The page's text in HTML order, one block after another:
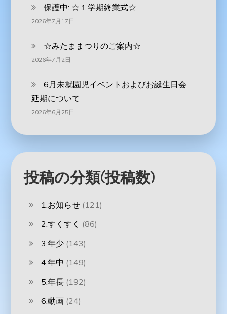
保護中: ☆１学期終業式☆
2026年7月17日
☆みたままつりのご案内☆
2026年7月2日
6月未就園児イベントおよびお誕生日会
延期について
2026年6月25日
投稿の分類(投稿数)
1.お知らせ (121)
2.すくすく (86)
3.年少 (143)
4.年中 (149)
5.年長 (192)
6.動画 (24)